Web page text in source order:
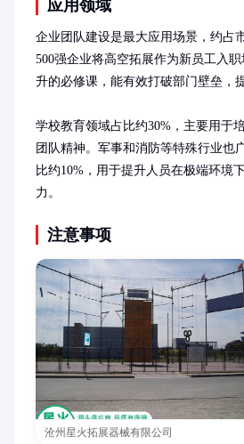
应用领域
企业团队建设是最大应用场景，约占
500强企业将高空拓展作为新员工入
升的必修课，能有效打破部门壁垒，
学校教育领域占比约30%，主要用于
团队精神。军事和消防等特殊行业也
比约10%，用于提升人员在极端环境
力。
注意事项
沧州星火拓展器械有限公司